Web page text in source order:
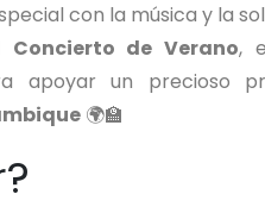
con la música y la
Concierto de Verano,
apoyar un precioso
🌍🏫